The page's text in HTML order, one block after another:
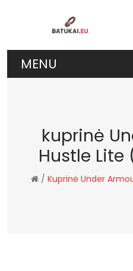
kuprinė
Hustle Lite
/ Kuprinė Under